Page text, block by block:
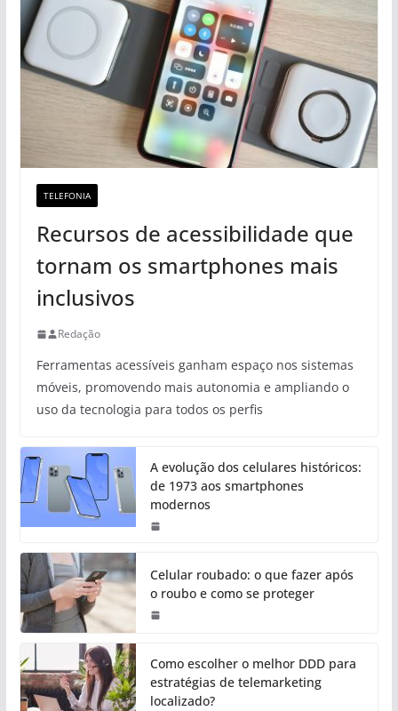
TELEFONIA
Recursos de acessibilidade que
tornam os smartphones mais
inclusivos
Redação
Ferramentas acessíveis ganham espaço nos sistemas
móveis, promovendo mais autonomia e ampliando o
uso da tecnologia para todos os perfis
A evolução dos celulares históricos:
de 1973 aos smartphones
modernos
Celular roubado: o que fazer após
o roubo e como se proteger
Como escolher o melhor DDD para
estratégias de telemarketing
localizado?